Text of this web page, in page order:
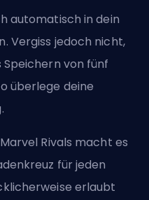
automatisch in dein
Vergiss jedoch nicht,
Speichern von fünf
überlege deine
Rivals macht es
für jeden
erlaubt